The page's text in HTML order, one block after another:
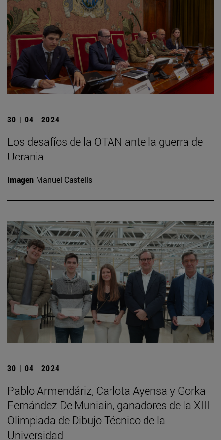
30 | 04 | 2024
Los desafíos de la OTAN ante la guerra de
Ucrania
Imagen Manuel Castells
30 | 04 | 2024
Pablo Armendáriz, Carlota Ayensa y Gorka
Fernández De Muniain, ganadores de la XIII
Olimpiada de Dibujo Técnico de la
Universidad